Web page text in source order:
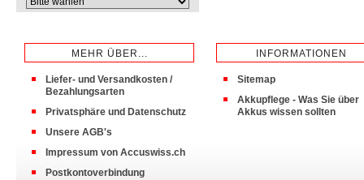
MEHR ÜBER...
Liefer- und Versandkosten /
Bezahlungsarten
Privatsphäre und Datenschutz
Unsere AGB's
Impressum von Accuswiss.ch
Postkontoverbindung
INFORMATIONEN
Sitemap
Akkupflege - Was Sie über
Akkus wissen sollten